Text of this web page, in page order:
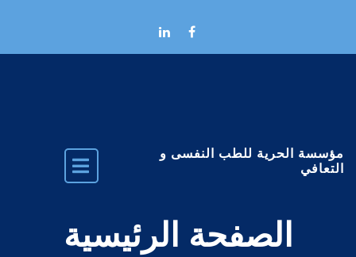
مؤسسة الحرية للطب النفسى و
التعافي
الصفحة الرئيسية